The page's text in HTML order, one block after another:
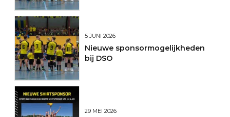
5 JUNI 2026
Nieuwe sponsormogelijkheden
bij DSO
29 MEI 2026